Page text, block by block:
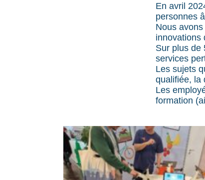
En avril
personnes
Nous
innovations
Sur plus de
services
Les sujets
qualifiée, la
Les
formation